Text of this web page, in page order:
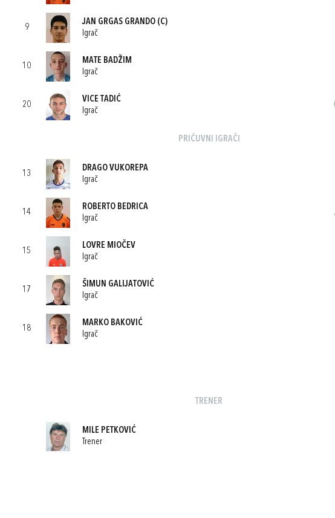
9
JAN GRGAS GRANDO (C)
Igrač
10
MATE BADŽIM
Igrač
20
VICE TADIĆ
Igrač
PRIČUVNI IGRAČI
13
DRAGO VUKOREPA
Igrač
14
ROBERTO BEDRICA
Igrač
15
LOVRE MIOČEV
Igrač
17
ŠIMUN GALIJATOVIĆ
Igrač
18
MARKO BAKOVIĆ
Igrač
TRENER
MILE PETKOVIĆ
Trener